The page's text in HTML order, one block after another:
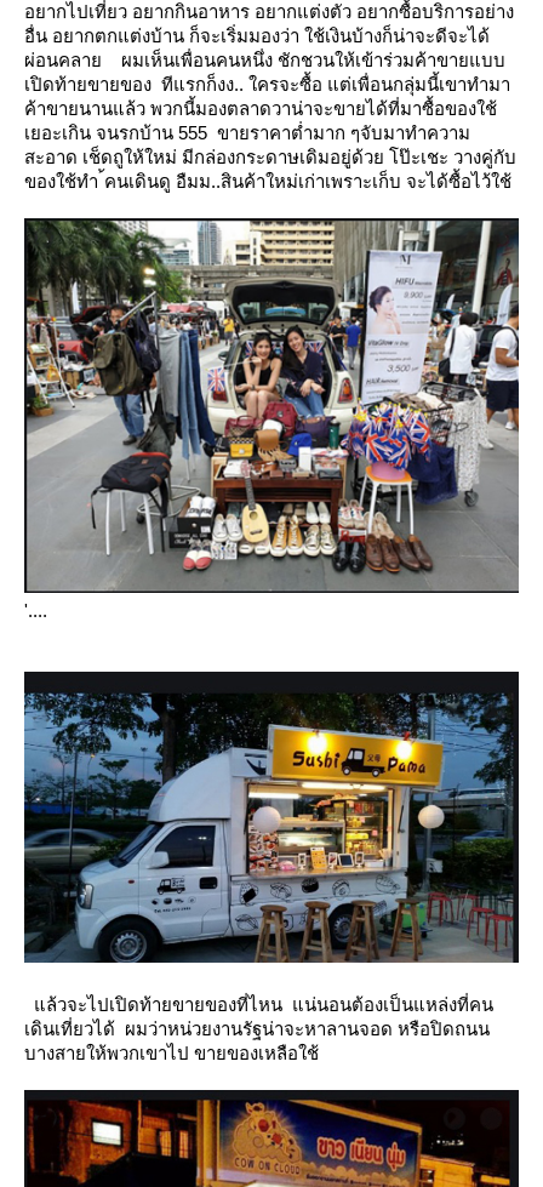
อยากไปเที่ยว อยากกินอาหาร อยากแต่งตัว อยากซื้อบริการอย่าง
อื่น อยากตกแต่งบ้าน ก็จะเริ่มมองว่า ใช้เงินบ้างก็น่าจะดีจะได้
ผ่อนคลา
ผมเห็นเพื่อนคนหนึ่ง ชักชวนให้เข้าร่วมค้าขายแบบ
เปิดท้ายขายของ ทีแรกก็งง.. ใครจะซื้อ ต่เพื่อนกลุ่มนี้เขาทำมา
ค้าขายนานแล้ว พวกนี้มองตลาดวาน่าจะขายได้ที่มาซื้อของใช้
เยอะเกิน จนรกบ้าน 555 ขายราคาต่ำมาก ๆจับมาทำความ
สะอาด เช็ดถูให้ใหม่ มีกล่องกระดาษเดิมอยู่ด้วย โป๊ะเชะ วางคู่กับ
ของใช้ทำ ้คนเดินดู อืมม..สินค้าใหม่เก่าเพราะเก็บ จะได้ซื้อไว้ใช้
'....
ล้วจะไปเปิดท้ายขายของที่ไหน แน่นอนต้องเป็นแหล่งที่คน
เดินเที่ยวได้ ผมว่าหน่วยงานรัฐน่าจะหาลานจอด หรือปิดถนน
บางสายให้พวกเขาไป ขายของเหลือใช้